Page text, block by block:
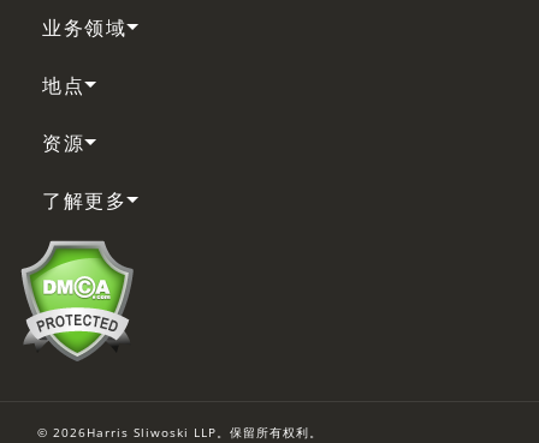
业务领域
地点
资源
了解更多
© 2026Harris Sliwoski LLP。保留所有权利。